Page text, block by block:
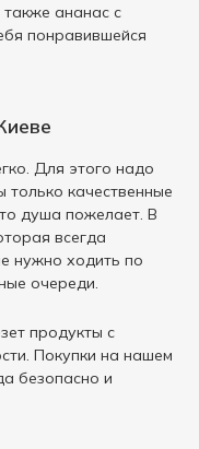
также ананас с
понравившейся
Для этого надо
только качественные
душа пожелает. В
всегда
нужно ходить по
очереди.
продукты с
Покупки на нашем
безопасно и